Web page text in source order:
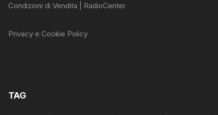
Condizioni di Vendita | RadioCenter
Privacy e Cookie Policy
TAG